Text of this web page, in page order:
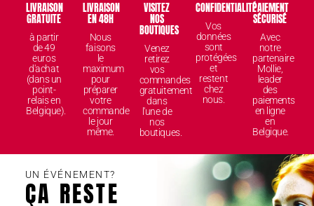
LIVRAISON
GRATUITE
à partir
de 49
euros
d'achat
(dans un
point-
relais en
Belgique).
LIVRAISON
EN 48H
Nous
faisons
le
maximum
pour
préparer
votre
commande
le jour
même.
VISITEZ
NOS
BOUTIQUES
Venez
retirez
vos
commandes
gratuitement
dans
l'une de
nos
boutiques.
CONFIDENTIALITÉ
Vos
données
sont
protégées
et
restent
chez
nous.
PAIEMENT
SÉCURISÉ
Avec
notre
partenaire
Mollie,
leader
des
paiements
en ligne
en
Belgique.
UN ÉVÉNEMENT?
ÇA RESTE